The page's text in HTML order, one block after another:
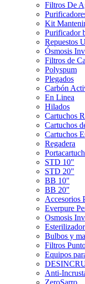
Filtros De
Kit
Purificador
Repuestos
Ósmosis
Filtros de
Polyspum
Plegados
Carbón
En Linea
Hilados
Cartuchos
Cartuchos
Cartuchos
Regadera
STD 10"
STD 20"
BB 10"
BB 20"
Accesorios
Everpure
Osmosis
Bulbos y
Filtros
Equipos
Anti-
ZeroSarro